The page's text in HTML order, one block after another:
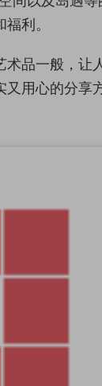
利。
术品一般，让
又用心的分享